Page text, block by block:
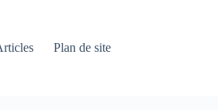
Plan de site